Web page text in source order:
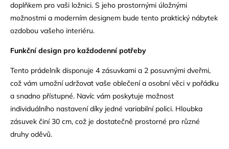
doplňkem pro vaši ložnici. S jeho prostornými úložnými
možnostmi a moderním designem bude tento praktický nábytek
ozdobou vašeho interiéru.
Funkční design pro každodenní potřeby
Tento prádelník disponuje 4 zásuvkami a 2 posuvnými dveřmi,
což vám umožní udržovat vaše oblečení a osobní věci v pořádku
a snadno přístupné. Navíc vám poskytuje možnost
individuálního nastavení díky jedné variabilní polici. Hloubka
zásuvek činí 30 cm, což je dostatečně prostorné pro různé
druhy oděvů.